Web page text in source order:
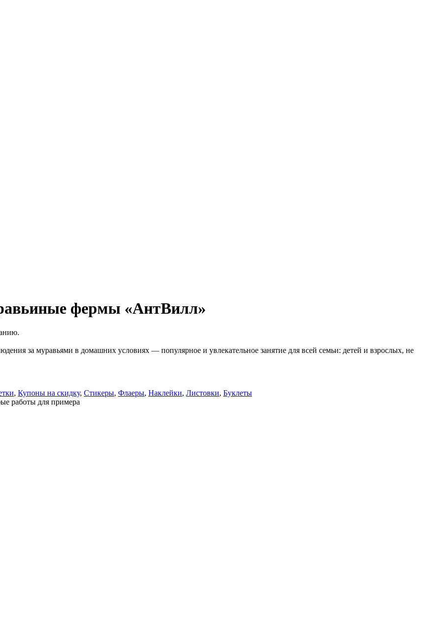
фермы «АнтВилл»
за муравьями в домашних условиях — популярное и увлекательное занятие для всей семьи: детей и взрослых, не
, Купоны на скидку, Стикеры, Флаеры, Наклейки, Листовки, Буклеты
работы для примера